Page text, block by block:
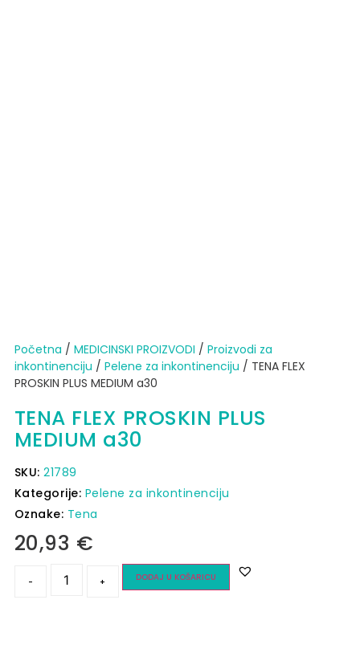
Početna / MEDICINSKI PROIZVODI / Proizvodi za
inkontinenciju / Pelene za inkontinenciju / TENA FLEX
PROSKIN PLUS MEDIUM a30
TENA FLEX PROSKIN PLUS
MEDIUM a30
SKU:21789
Kategorije: Pelene za inkontinenciju
Oznake: Tena
20,93 €
- + DODAJ U KOŠARICU